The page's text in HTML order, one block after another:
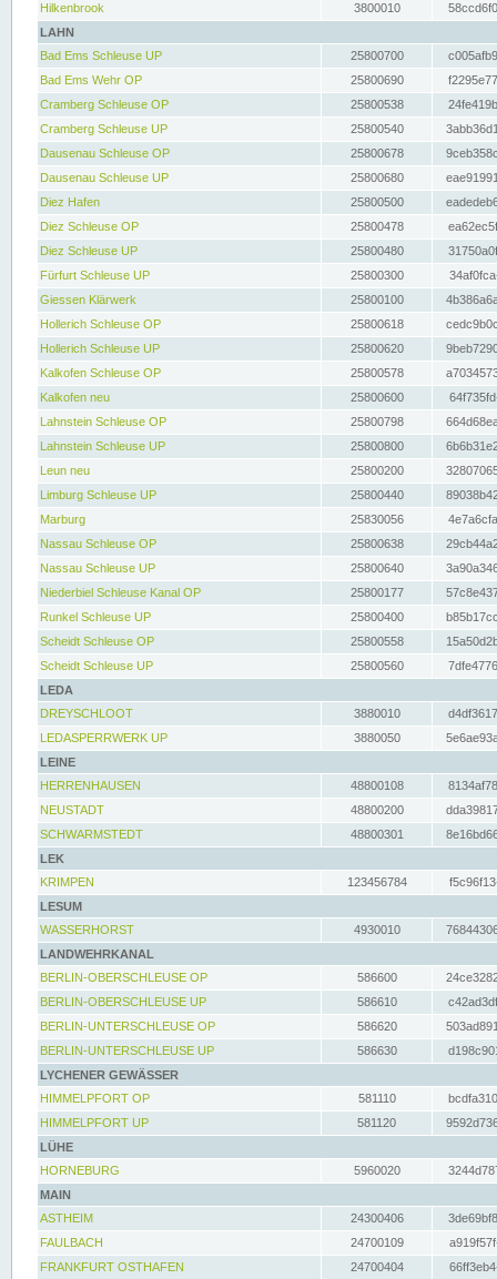
Hilkenbrook
3800010
LAHN
Bad Ems Schleuse UP
25800700
Bad Ems Wehr OP
25800690
Cramberg Schleuse OP
25800538
Cramberg Schleuse UP
25800540
Dausenau Schleuse OP
25800678
Dausenau Schleuse UP
25800680
Diez Hafen
25800500
Diez Schleuse OP
25800478
Diez Schleuse UP
25800480
Fürfurt Schleuse UP
25800300
Giessen Klärwerk
25800100
Hollerich Schleuse OP
25800618
Hollerich Schleuse UP
25800620
Kalkofen Schleuse OP
25800578
Kalkofen neu
25800600
Lahnstein Schleuse OP
25800798
Lahnstein Schleuse UP
25800800
Leun neu
25800200
Limburg Schleuse UP
25800440
Marburg
25830056
Nassau Schleuse OP
25800638
Nassau Schleuse UP
25800640
Niederbiel Schleuse Kanal OP
25800177
Runkel Schleuse UP
25800400
Scheidt Schleuse OP
25800558
Scheidt Schleuse UP
25800560
LEDA
DREYSCHLOOT
3880010
LEDASPERRWERK UP
3880050
LEINE
HERRENHAUSEN
48800108
NEUSTADT
48800200
SCHWARMSTEDT
48800301
LEK
KRIMPEN
123456784
LESUM
WASSERHORST
4930010
LANDWEHRKANAL
BERLIN-OBERSCHLEUSE OP
586600
BERLIN-OBERSCHLEUSE UP
586610
BERLIN-UNTERSCHLEUSE OP
586620
BERLIN-UNTERSCHLEUSE UP
586630
LYCHENER GEWÄSSER
HIMMELPFORT OP
581110
HIMMELPFORT UP
581120
LÜHE
HORNEBURG
5960020
MAIN
ASTHEIM
24300406
FAULBACH
24700109
FRANKFURT OSTHAFEN
24700404